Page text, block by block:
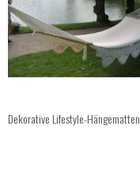
Dekorative Lifestyle-Hängematten